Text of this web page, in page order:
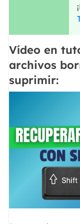
Vídeo en
archivos
suprimir: